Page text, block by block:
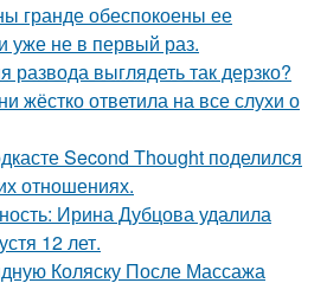
гранде обеспокоены ее
уже не в первый раз.
выглядеть так дерзко?
жёстко ответила на все слухи о
Second Thought поделился
отношениях.
Ирина Дубцова удалила
12 лет.
Коляску После Массажа